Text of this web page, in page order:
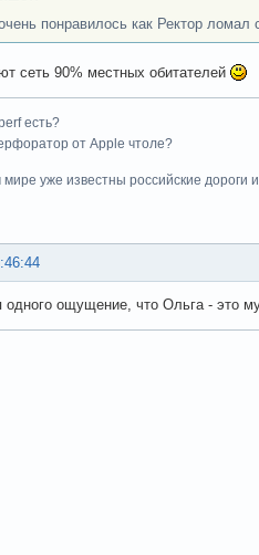
понравилось как Ректор ломал
сеть 90% местных обитателей
есть?
от Apple чтоле?
мире уже известны российские
одного ощущение, что Ольга - это